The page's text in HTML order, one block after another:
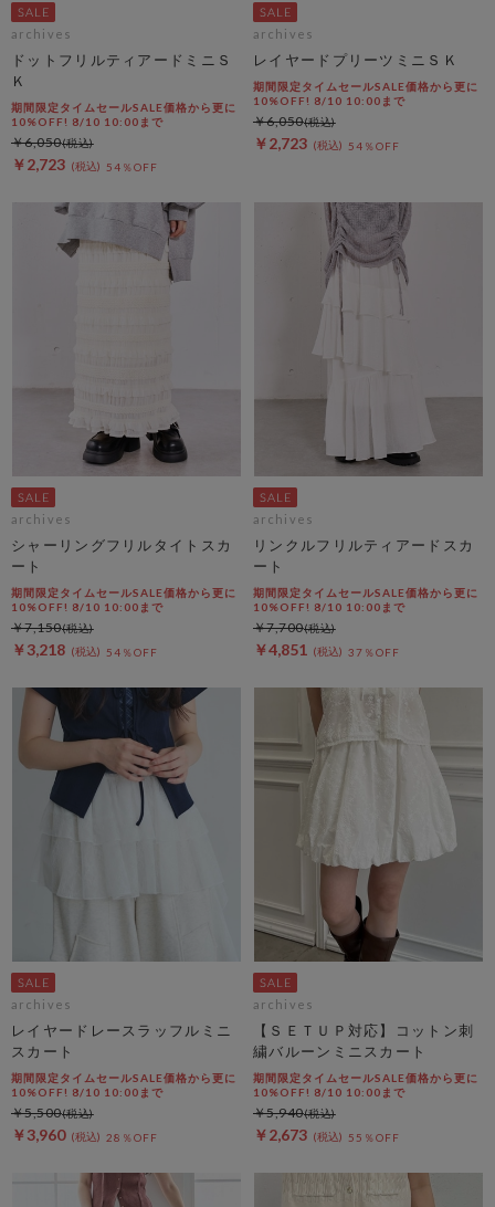
archives
ドットフリルティアードミニＳ
Ｋ
期間限定タイムセールSALE価格から更に
10%OFF! 8/10 10:00まで
￥2,723 54％OFF
￥6,050
archives
レイヤードプリーツミニＳＫ
期間限定タイムセールSALE価格から更に
10%OFF! 8/10 10:00まで
￥2,723 54％OFF
￥6,050
archives
シャーリングフリルタイトスカ
ート
期間限定タイムセールSALE価格から更に
10%OFF! 8/10 10:00まで
￥3,218 54％OFF
￥7,150
archives
リンクルフリルティアードスカ
ート
期間限定タイムセールSALE価格から更に
10%OFF! 8/10 10:00まで
￥4,851 37％OFF
￥7,700
archives
レイヤードレースラッフルミニ
スカート
期間限定タイムセールSALE価格から更に
10%OFF! 8/10 10:00まで
￥3,960 28％OFF
￥5,500
archives
【ＳＥＴＵＰ対応】コットン刺
繍バルーンミニスカート
期間限定タイムセールSALE価格から更に
10%OFF! 8/10 10:00まで
￥2,673 55％OFF
￥5,940